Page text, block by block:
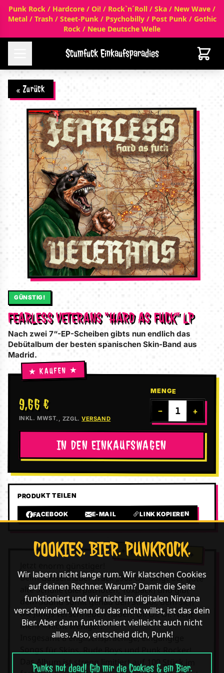
Punk Rock / Hardcore / Oi! / Rock`n´Roll / Ska / New Wave /
Metal / Trash / Steet-Punk / Psychobilly / Post Punk / Gothic
Rock / Neue Deutsche Welle
Scumfuck Einkaufsparadies
« Zurück
GÜNSTIG!
FEARLESS VETERANS “HARD AS FUCK” LP
Nach zwei 7“-EP-Scheiben gibts nun endlich das
Debütalbum der besten spanischen Skin-Band aus
Madrid.
9,66 €
INKL. MWST., ZZGL.VERSAND
MENGE
− +
IN DEN EINKAUFSWAGEN
PRODUKT TEILEN
FACEBOOK E-MAIL LINK KOPIEREN
Beim Gassenhauer-Track „90s Oi!“ singt der gute
alte Schulle (Bierpatrioten, Toxpack) und gibt
dem Sound somit genau den Stil vor, dem sich
die Jungs verschrieben haben: Oi! Oi! Oi! Nicht
mehr – nicht weniger!
Insgesamt 8 englischsprachige, eingängige
Songs für Skins, Rude Boys und Punk Rocker!
Das Album ist streng limitiert auf 100 Stück im
COOKIES. BIER. PUNKROCK.
Wir labern nicht lange rum. Wir klatschen Cookies
auf deinen Rechner. Warum? Damit die Seite
funktioniert und wir nicht im digitalen Nirvana
verschwinden. Wenn du das nicht willst, ist das dein
Bier. Aber dann funktioniert vielleicht auch nicht
alles. Also, entscheid dich, Punk!
Punks not dead! Gib mir die Cookies & ein Bier.